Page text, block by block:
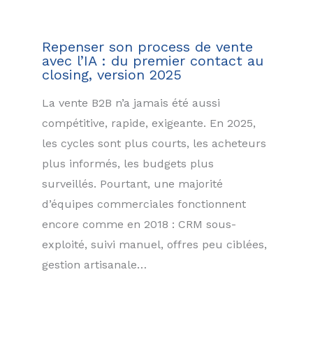
Repenser son process de vente
avec l’IA : du premier contact au
closing, version 2025
La vente B2B n’a jamais été aussi
compétitive, rapide, exigeante. En 2025,
les cycles sont plus courts, les acheteurs
plus informés, les budgets plus
surveillés. Pourtant, une majorité
d’équipes commerciales fonctionnent
encore comme en 2018 : CRM sous-
exploité, suivi manuel, offres peu ciblées,
gestion artisanale…